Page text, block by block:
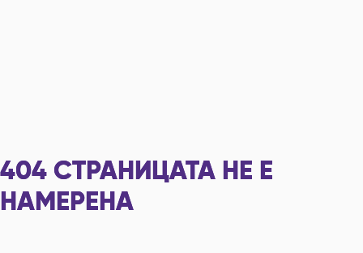
404 СТРАНИЦАТА НЕ Е
НАМЕРЕНА